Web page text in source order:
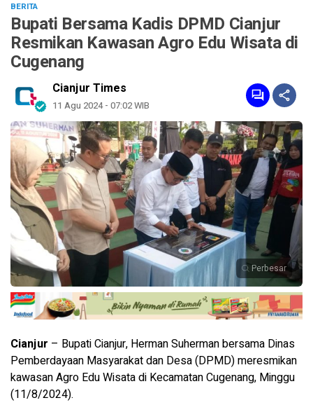
BERITA
Bupati Bersama Kadis DPMD Cianjur
Resmikan Kawasan Agro Edu Wisata di
Cugenang
Cianjur Times
11 Agu 2024 - 07:02 WIB
Perbesar
Cianjur – Bupati Cianjur, Herman Suherman bersama Dinas
Pemberdayaan Masyarakat dan Desa (DPMD) meresmikan
kawasan Agro Edu Wisata di Kecamatan Cugenang, Minggu
(11/8/2024).